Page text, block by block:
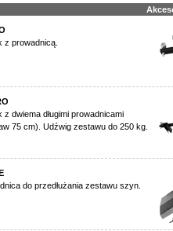
z prowadnicą.
z dwiema długimi prowadnicami
75 cm). Udźwig zestawu do 250 kg.
do przedłużania zestawu szyn.